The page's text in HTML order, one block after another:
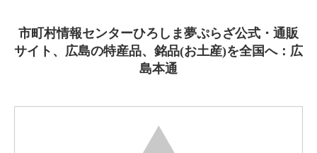
市町村情報センターひろしま夢ぷらざ公式・通販
サイト、広島の特産品、銘品(お土産)を全国へ：広
島本通